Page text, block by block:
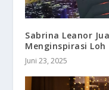
Sabrina Leanor
Menginspirasi Loh
Juni 23, 2025